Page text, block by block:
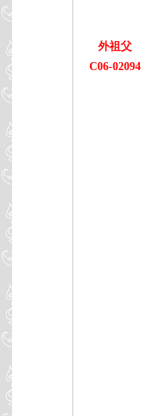
外祖父
C06-02094